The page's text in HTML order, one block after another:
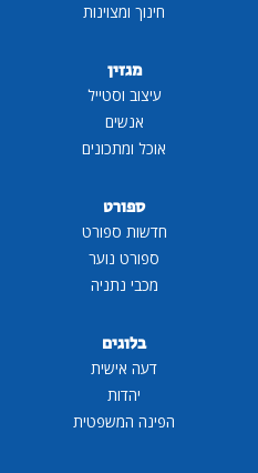
חינוך ומצוינות
מגזין
עיצוב וסטייל
אנשים
אוכל ומתכונים
ספורט
חדשות ספורט
ספורט נוער
מכבי נתניה
בלוגים
דעה אישית
יהדות
הפינה המשפטית